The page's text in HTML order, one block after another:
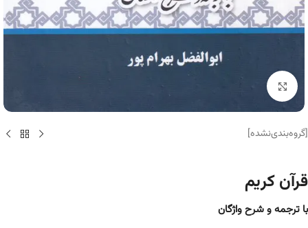
برای بزرگنمایی کلیک کنید
[گروه‌بندی‌نشده]
قرآن کریم
با ترجمه و شرح واژگان